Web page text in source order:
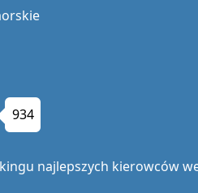
934
najlepszych kierowców